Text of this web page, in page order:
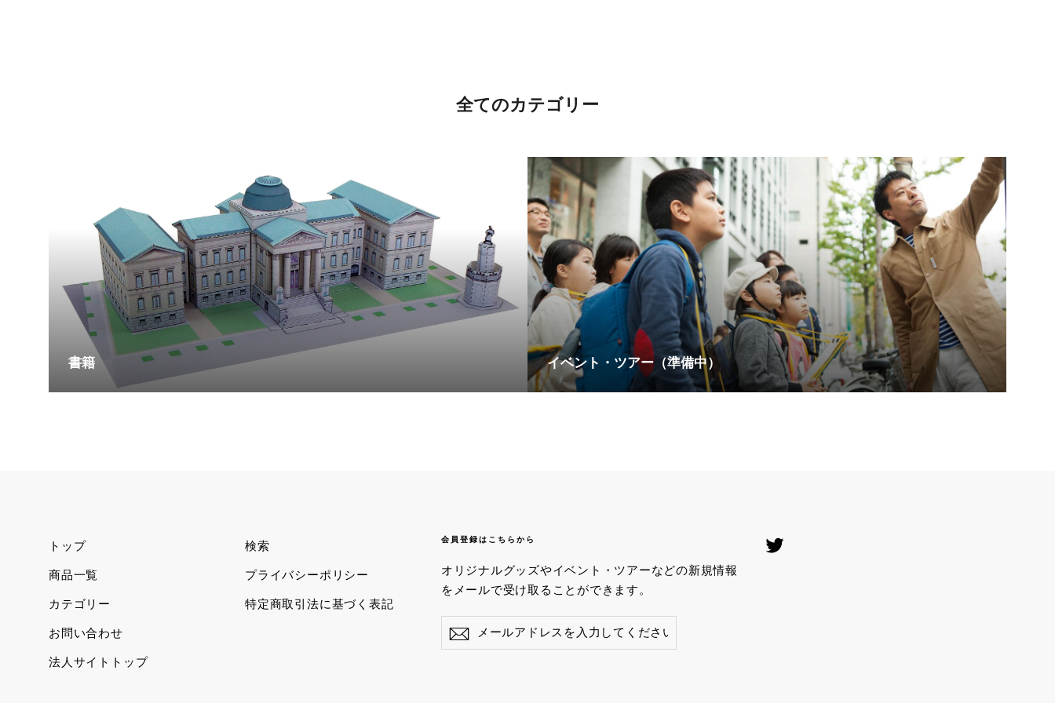
全てのカテゴリー
書籍 イベント・ツアー（準備中）
トップ
商品一覧
カテゴリー
お問い合わせ
法人サイトトップ
検索
プライバシーポリシー
特定商取引法に基づく表記
会員登録はこちらから
オリジナルグッズやイベント・ツアーなどの新規情報
をメールで受け取ることができます。
メ
ー
登
録
Twitter